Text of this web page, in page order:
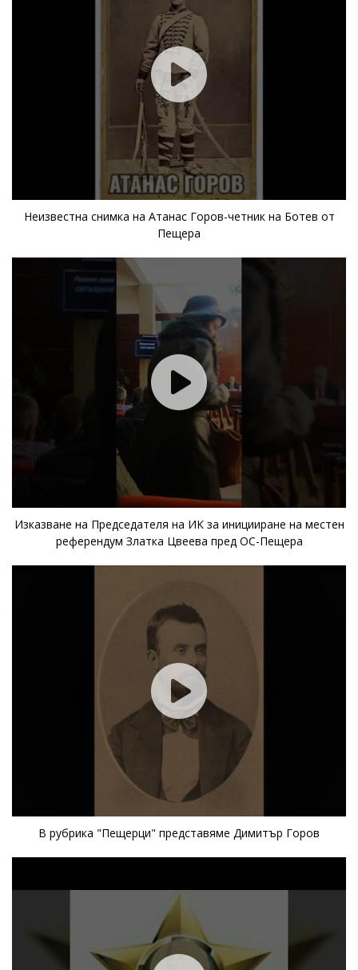
Неизвестна снимка на Атанас Горов-четник на Ботев от
Пещера
Изказване на Председателя на ИК за иницииране на местен
референдум Златка Цвеева пред ОС-Пещера
В рубрика "Пещерци" представяме Димитър Горов